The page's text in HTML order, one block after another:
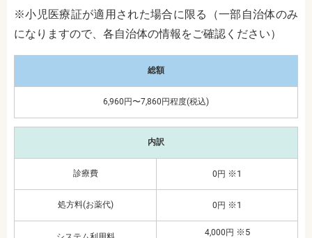
※小児医療証が適用された場合に限る（一部自治体のみ
になりますので、各自治体の情報をご確認ください）
総額
6,960円〜7,860円程度(税込)
内訳
診療費 0円 ※1
処方料(お薬代) 0円 ※1
4,000円 ※5